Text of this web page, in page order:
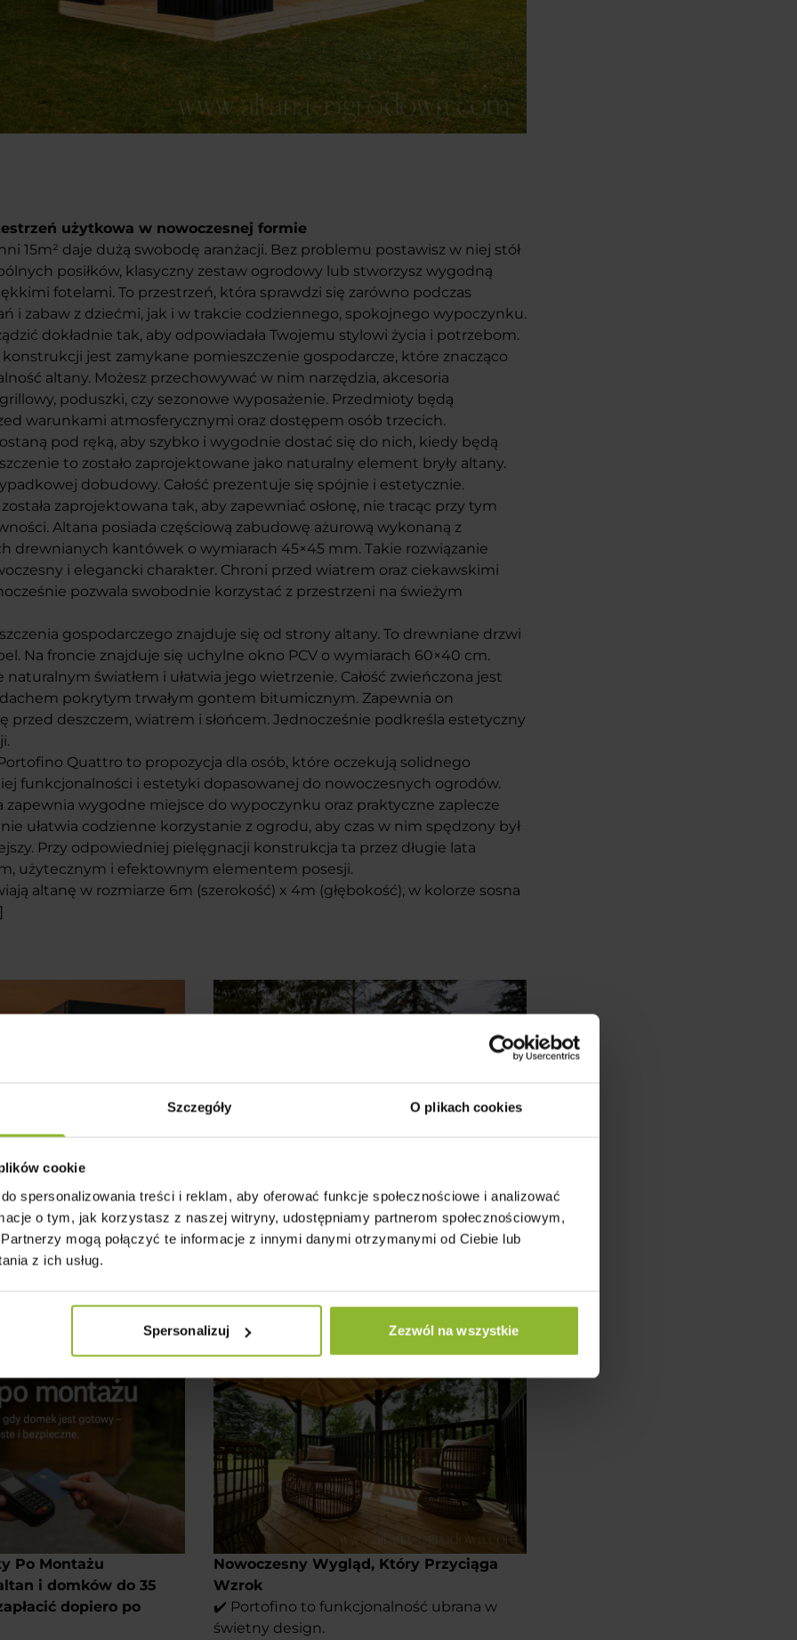
Szczegóły O plikach cookies
cookie
spersonalizowania treści i reklam, aby oferować funkcje społecznościowe i analizować
o tym, jak korzystasz z naszej witryny, udostępniamy partnerom społecznościowym,
mogą połączyć te informacje z innymi danymi otrzymanymi od Ciebie lub
z ich usług.
Spersonalizuj Zezwól na wszystkie
użytkowa w nowoczesnej formie
15m² daje dużą swobodę aranżacji. Bez problemu postawisz w niej stół
posiłków, klasyczny zestaw ogrodowy lub stworzysz wygodną
fotelami. To przestrzeń, która sprawdzi się zarówno podczas
i zabaw z dziećmi, jak i w trakcie codziennego, spokojnego wypoczynku.
dokładnie tak, aby odpowiadała Twojemu stylowi życia i potrzebom.
konstrukcji jest zamykane pomieszczenie gospodarcze, które znacząco
altany. Możesz przechowywać w nim narzędzia, akcesoria
poduszki, czy sezonowe wyposażenie. Przedmioty będą
warunkami atmosferycznymi oraz dostępem osób trzecich.
pod ręką, aby szybko i wygodnie dostać się do nich, kiedy będą
to zostało zaprojektowane jako naturalny element bryły altany.
dobudowy. Całość prezentuje się spójnie i estetycznie.
zaprojektowana tak, aby zapewniać osłonę, nie tracąc przy tym
Altana posiada częściową zabudowę ażurową wykonaną z
drewnianych kantówek o wymiarach 45×45 mm. Takie rozwiązanie
i elegancki charakter. Chroni przed wiatrem oraz ciekawskimi
pozwala swobodnie korzystać z przestrzeni na świeżym
gospodarczego znajduje się od strony altany. To drewniane drzwi
Na froncie znajduje się uchylne okno PCV o wymiarach 60×40 cm.
światłem i ułatwia jego wietrzenie. Całość zwieńczona jest
pokrytym trwałym gontem bitumicznym. Zapewnia on
przed deszczem, wiatrem i słońcem. Jednocześnie podkreśla estetyczny
Quattro to propozycja dla osób, które oczekują solidnego
funkcjonalności i estetyki dopasowanej do nowoczesnych ogrodów.
wygodne miejsce do wypoczynku oraz praktyczne zaplecze
ułatwia codzienne korzystanie z ogrodu, aby czas w nim spędzony był
Przy odpowiedniej pielęgnacji konstrukcja ta przez długie lata
użytecznym i efektownym elementem posesji.
altanę w rozmiarze 6m (szerokość) x 4m (głębokość), w kolorze sosna
w Całym Kraju
i montujemy w
transport,
Przemyślana Konstrukcja 2 w 1
✔️ Altana i domek narzędziowy w jednej,
zgrabnej bryle.
na działce.
Po Montażu
i domków do 35
dopiero po
Nowoczesny Wygląd, Który Przyciąga
Wzrok
✔️ Portofino to funkcjonalność ubrana w
świetny design.